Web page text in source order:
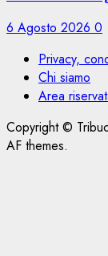
6 Agosto 2026 0
Privacy,
Chi siamo
Area
Copyright ©
AF themes.